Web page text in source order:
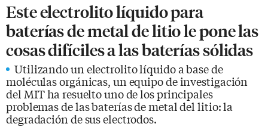
Este electrolito líquido para
baterías de metal de litio le pone las
cosas difíciles a las baterías sólidas
Utilizando un electrolito líquido a base de
moléculas orgánicas, un equipo de investigación
del MIT ha resuelto uno de los principales
problemas de las baterías de metal del litio: la
degradación de sus electrodos.